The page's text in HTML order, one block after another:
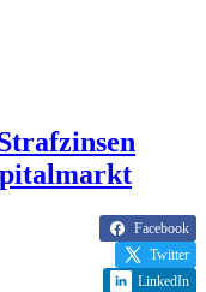
Facebook
Twitter
LinkedIn